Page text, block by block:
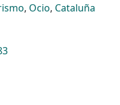
, Ocio, Cataluña